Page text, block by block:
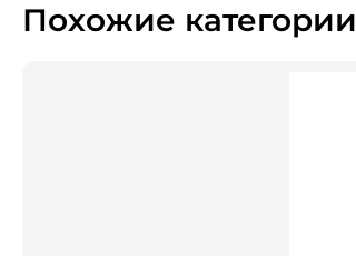
Похожие категории